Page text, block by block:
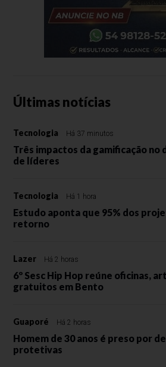
Últimas notícias
Tecnologia Há 37 minutos
Três impactos da gamificação
de líderes
Tecnologia Há 1 hora
Estudo aponta que 95% dos
retorno
Lazer Há 2 horas
6º Sesc Hip Hop reúne oficinas,
gratuitos em Bento
Guaporé Há 2 horas
Homem de 30 anos é preso por
protetivas